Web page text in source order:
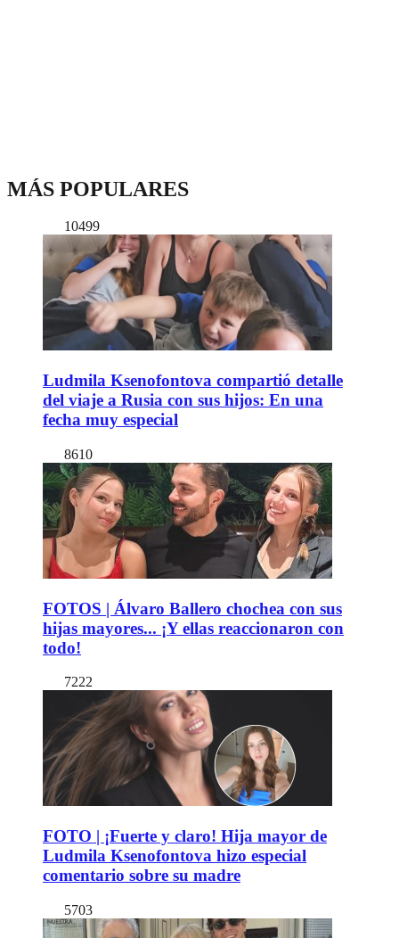
MÁS POPULARES
10499
Ludmila Ksenofontova compartió detalle
del viaje a Rusia con sus hijos: En una
fecha muy especial
8610
FOTOS | Álvaro Ballero chochea con sus
hijas mayores... ¡Y ellas reaccionaron con
todo!
7222
FOTO | ¡Fuerte y claro! Hija mayor de
Ludmila Ksenofontova hizo especial
comentario sobre su madre
5703